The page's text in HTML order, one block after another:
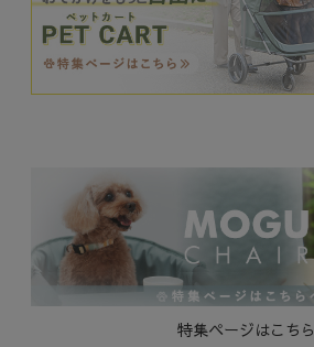
特集ページはこちら